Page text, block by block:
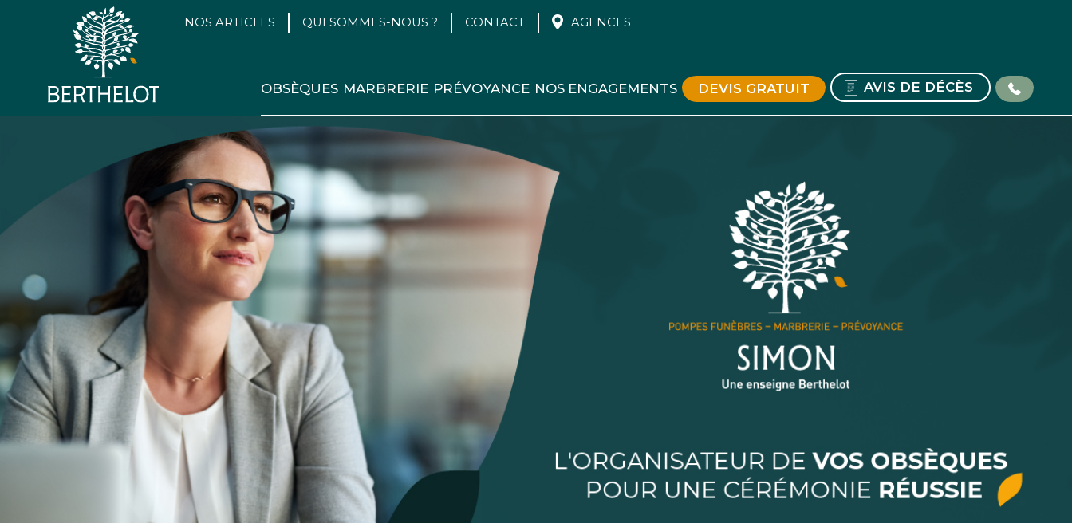
NOS ARTICLES QUI SOMMES-NOUS ? CONTACT AGENCES
OBSÈQUES MARBRERIE PRÉVOYANCE NOS ENGAGEMENTS DEVIS GRATUIT AVIS DE DÉCÈS